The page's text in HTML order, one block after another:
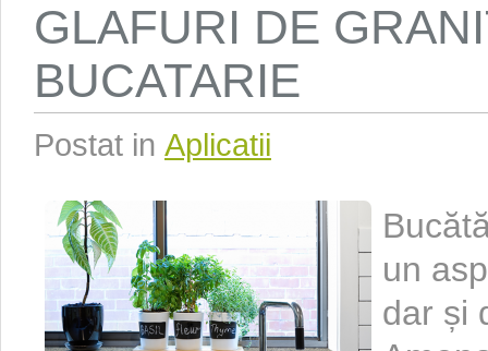
GLAFURI DE
BUCATARIE
Postat in Aplicatii
un
dar și